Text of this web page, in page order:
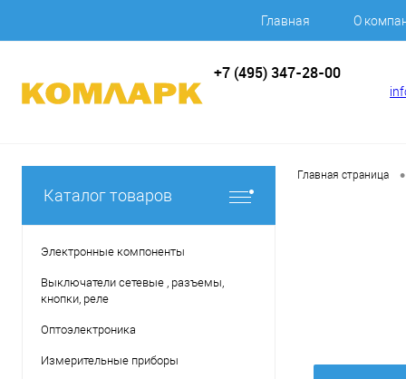
Главная О
+7 (495) 347-28-00
Каталог товаров
Электронные компоненты
Выключатели сетевые , разъемы,
кнопки, реле
Оптоэлектроника
Измерительные приборы
Главная страница •